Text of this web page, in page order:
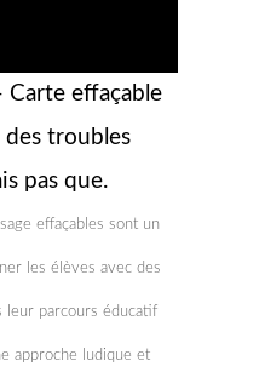
Carte effaçable
des troubles
pas que.
effaçables sont un
les élèves avec des
leur parcours éducatif
approche ludique et